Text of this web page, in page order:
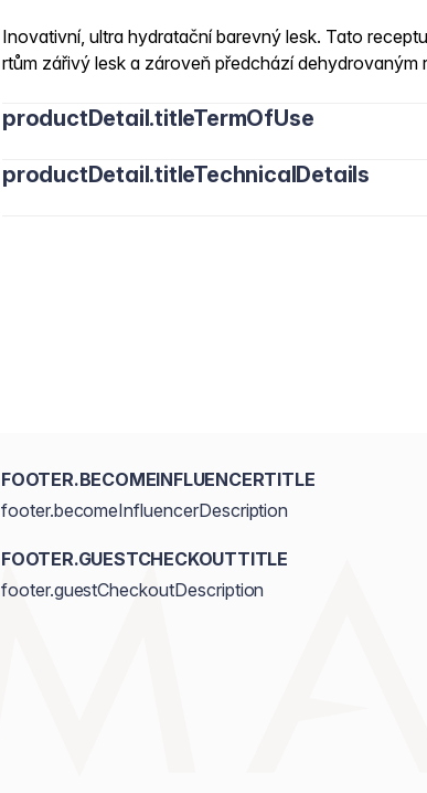
Inovativní, ultra hydratační barevný lesk. Tato
rtům zářivý lesk a zároveň předchází dehydrovaným
productDetail.titleTermOfUse
productDetail.titleTechnicalDetails
FOOTER.BECOMEINFLUENCERTITLE
footer.becomeInfluencerDescription
FOOTER.GUESTCHECKOUTTITLE
footer.guestCheckoutDescription